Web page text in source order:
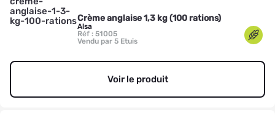
Crème anglaise 1,3 kg (100 rations)
Alsa
Réf : 51005
Vendu par 5 Etuis
Voir le produit